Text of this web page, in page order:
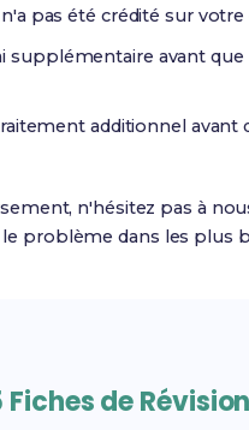
pas été crédité sur
supplémentaire avant
additionnel
n'hésitez pas à
problème dans les plus
Fiches de Révision